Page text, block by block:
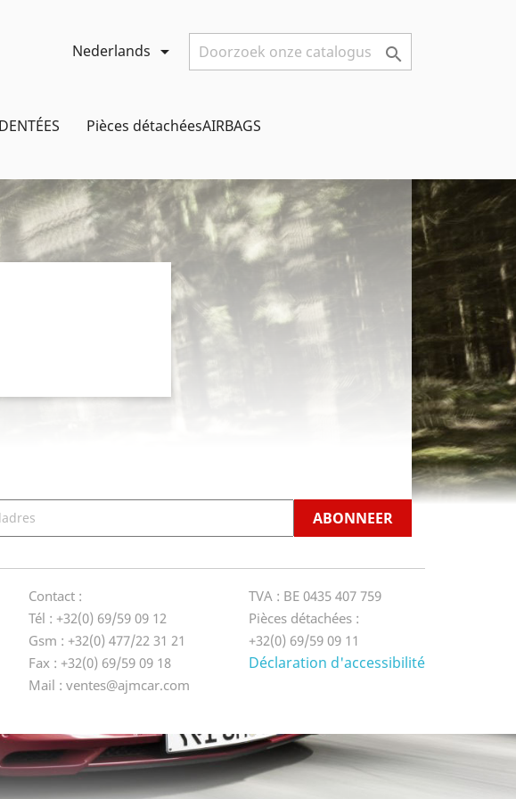

Nederlands 
Pièces détachéesAIRBAGS
Contact :
Tél : +32(0) 69/59 09 12
Gsm : +32(0) 477/22 31 21
Fax : +32(0) 69/59 09 18
Mail : ventes@ajmcar.com
TVA : BE 0435 407 759
Pièces détachées :
+32(0) 69/59 09 11
Déclaration d'accessibilité